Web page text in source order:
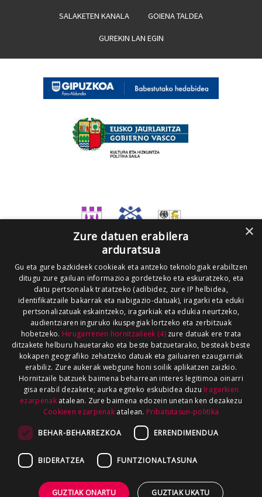
SALAKETEN KANALA GOIENA TALDEA
GUREKIN LAN EGIN
×
Zure datuen erabilera
arduratsua
Gu eta gure bazkideek cookieak eta antzeko teknologiak erabiltzen
ditugu zure gailuan informazioa gordetzeko eta eskuratzeko, eta
datu pertsonalak tratatzeko (adibidez, zure IP helbidea,
identifikatzaile bakarrak eta nabigazio-datuak), iragarki eta eduki
pertsonalizatuak eskaintzeko, iragarkiak eta edukia neurtzeko,
audientziaren inguruko ikuspegiak lortzeko eta zerbitzuak
hobetzeko. Hirugarrenen hornitzaileek (4)zure datuak ere trata
ditzakete helburu hauetarako eta beste batzuetarako, besteak beste
kokapen geografiko zehatzeko datuak eta gailuaren ezaugarriak
erabiliz. Zure aukerak webgune honi soilik aplikatzen zaizkio.
Hornitzaile batzuek baimena beharrean interes legitimoa oinarri
gisa erabil dezakete; aurka egiteko eskubidea duzu Iragarkien
ezarpenakatalean. Zure baimena edozein unetan ken dezakezu
Cookieen ezarpenak atalean. Pribatutasun-politika
BEHAR-BEHARREZKOA ERRENDIMENDUA
BIDERATZEA FUNTZIONALTASUNA
GUZTIAK ONARTU GUZTIAK UKATU